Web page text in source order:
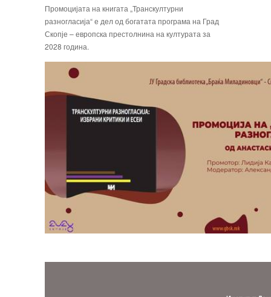
Промоцијата на книгата „Транскултурни
разногласија“ е дел од богатата програма на Град
Скопје – европска престолнина на културата за
2028 година.